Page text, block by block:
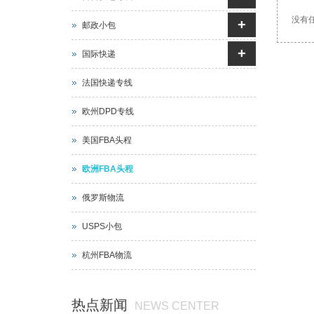
没有
邮政小包 +
国际快递 +
法国快递专线
欧州DPD专线
美国FBA头程
欧洲FBA头程
俄罗斯物流
USPS小包
杭州FBA物流
热点新闻 NEWS CENTER